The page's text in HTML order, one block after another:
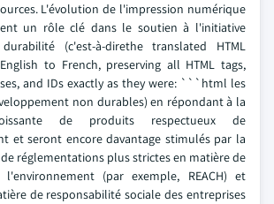
L'évolution de l'impression numérique
un rôle clé dans le soutien à l'initiative
(c'est-à-direthe translated HTML
to French, preserving all HTML tags,
and IDs exactly as they were: ```html les
non durables) en répondant à la
de produits respectueux de
et seront encore davantage stimulés par la
réglementations plus strictes en matière de
(par exemple, REACH) et
de responsabilité sociale des entreprises